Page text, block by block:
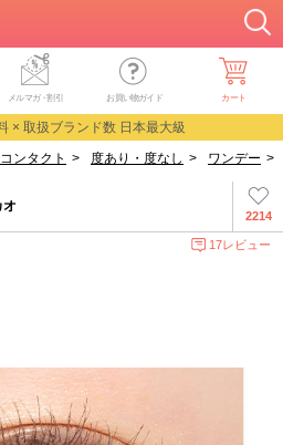
メルマガ・割引 お買い物ガイド カート
× 取扱ブランド数 日本最大級
ンタクト > 度あり・度なし > ワンデー >
2214
17レビュー